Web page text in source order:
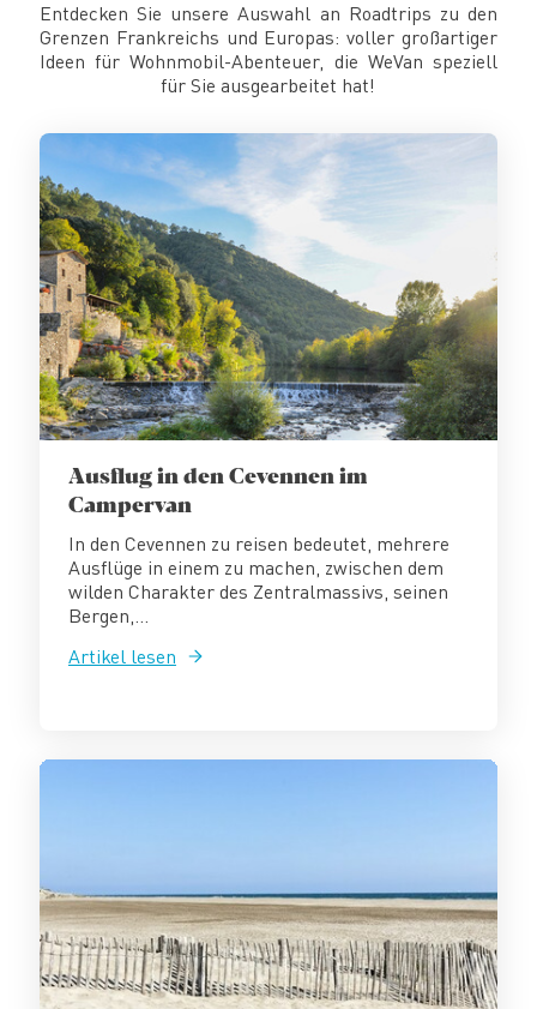
Entdecken Sie unsere Auswahl an Roadtrips zu den
Grenzen Frankreichs und Europas: voller großartiger
Ideen für Wohnmobil-Abenteuer, die WeVan speziell
für Sie ausgearbeitet hat!
Ausflug in den Cevennen im
Campervan
In den Cevennen zu reisen bedeutet, mehrere
Ausflüge in einem zu machen, zwischen dem
wilden Charakter des Zentralmassivs, seinen
Bergen,...
Artikel lesen